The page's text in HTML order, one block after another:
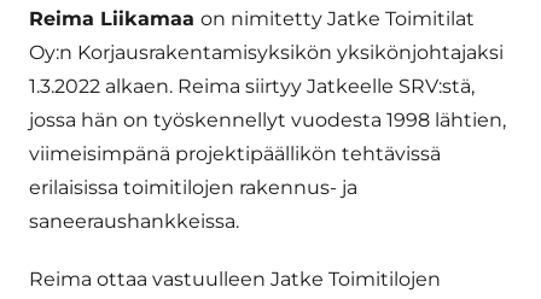
Reima Liikamaa on nimitetty Jatke Toimitilat
Oy:n Korjausrakentamisyksikön yksikönjohtajaksi
1.3.2022 alkaen. Reima siirtyy Jatkeelle SRV:stä,
jossa hän on työskennellyt vuodesta 1998 lähtien,
viimeisimpänä projektipäällikön tehtävissä
erilaisissa toimitilojen rakennus- ja
saneeraushankkeissa.
Reima ottaa vastuulleen Jatke Toimitilojen